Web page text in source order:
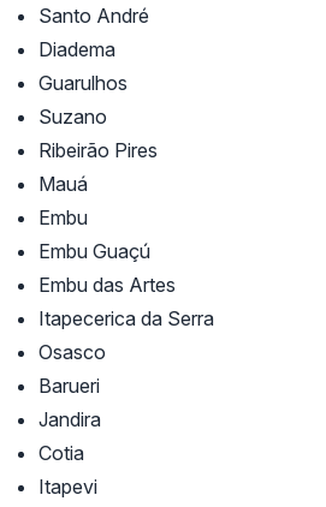
Santo André
Diadema
Guarulhos
Suzano
Ribeirão Pires
Mauá
Embu
Embu Guaçú
Embu das Artes
Itapecerica da Serra
Osasco
Barueri
Jandira
Cotia
Itapevi